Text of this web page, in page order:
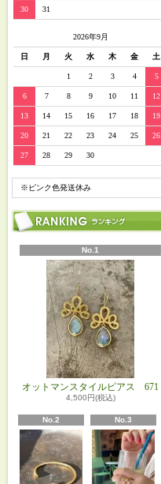
30 31
2026年9月
日 月 火 水 木 金 土
1 2 3 4 5
6 7 8 9 10 11 12
13 14 15 16 17 18 19
20 21 22 23 24 25 26
27 28 29 30
※ピンク色発送休み
No.1
オットマンスタイルピアス 671
4,500円(税込)
No.2 No.3